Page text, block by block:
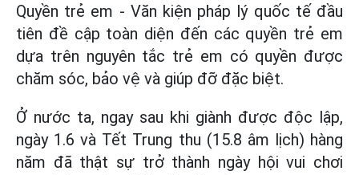
Quyền trẻ em - Văn kiện pháp lý quốc tế đầu
tiên đề cập toàn diện đến các quyền trẻ em
dựa trên nguyên tắc trẻ em có quyền được
chăm sóc, bảo vệ và giúp đỡ đặc biệt.
Ở nước ta, ngay sau khi giành được độc lập,
ngày 1.6 và Tết Trung thu (15.8 âm lịch) hàng
năm đã thật sự trở thành ngày hội vui chơi